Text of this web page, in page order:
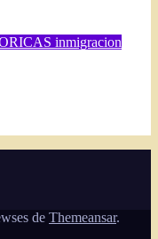
inmigracion
de Themeansar.